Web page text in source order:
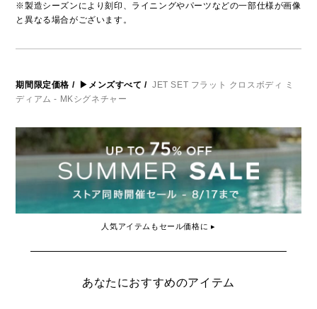
※製造シーズンにより刻印、ライニングやパーツなどの一部仕様が画像
と異なる場合がございます。
期間限定価格 / ▶メンズすべて / JET SET フラット クロスボディ ミ
ディアム - MKシグネチャー
人気アイテムもセール価格に ▸
あなたにおすすめのアイテム